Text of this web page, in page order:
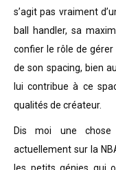
s’agit pas vraiment
ball handler, sa
confier le rôle de
de son spacing, bien
lui contribue à ce
qualités de créateur.
Dis moi une
actuellement sur la